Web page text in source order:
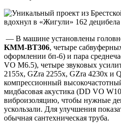
— В машине установлены
KMM-BT306, четыре
оформлении бп-6) и пара
VO M6.5), четыре звуковых
2155x, GZra 2255x, GZra 4230x и
компрессионный
мидбасовая акустика (DD VO
виброизоляцию, чтобы нужные
ускользали. Для улучшения
обычная сантехническая труба.